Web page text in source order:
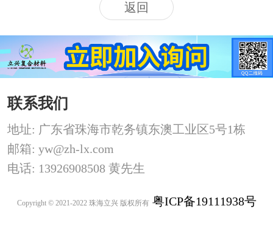
返回
联系我们
地址: 广东省珠海市乾务镇东澳工业区5号1栋
邮箱: yw@zh-lx.com
电话: 13926908508 黄先生
Copyright © 2021-2022 珠海立兴 版权所有 粤ICP备19111938号